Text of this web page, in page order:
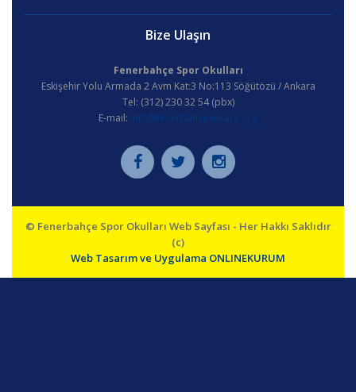
Bize Ulaşın
Fenerbahçe Spor Okulları
Eskişehir Yolu Armada 2 Avm Kat:3 No:113 Söğütözü / Ankara
Tel: (312) 230 32 54 (pbx)
E-mail: info@fenerbahceankara.org
© Fenerbahçe Spor Okulları Web Sayfası - Her Hakkı Saklıdır
(c)
Web Tasarım ve Uygulama ONLINEKURUM